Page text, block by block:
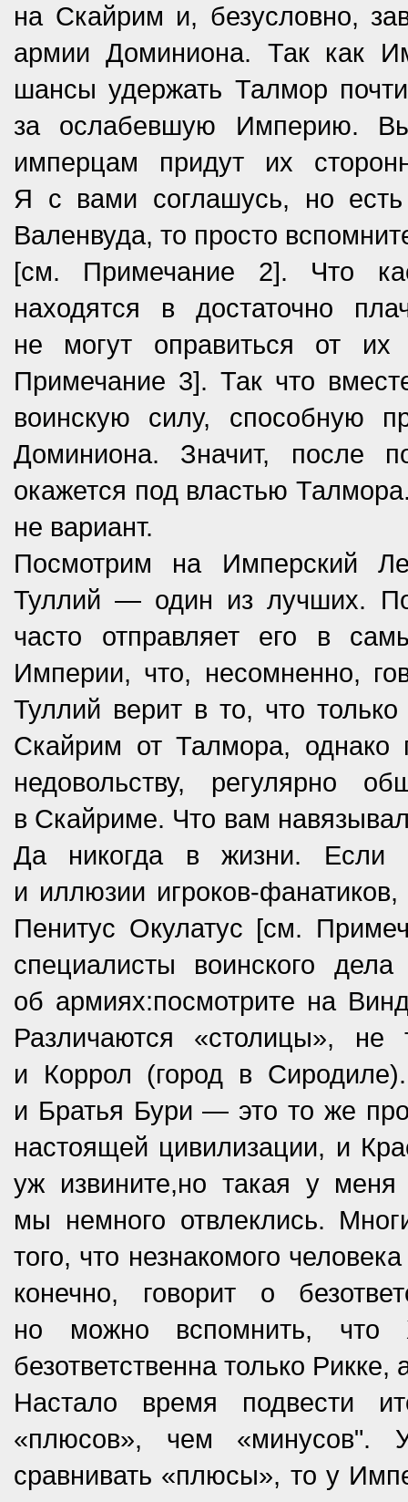
на Скайрим и, безусловно,
армии Доминиона. Так как
шансы удержать Талмор
за ослабевшую Империю.
имперцам придут их
Я с вами соглашусь, но
Валенвуда, то просто
[см. Примечание 2]. Что
находятся в достаточно
не могут оправиться от
Примечание 3]. Так что­
воинскую силу, способную
Доминиона. Значит, после
окажется под властью
не вариант.
Посмотрим на Имперский
Туллий — один из лучших.
часто отправляет его в
Империи, что, несо­мненно,
Туллий верит в то, что
Скайрим от Талмора,
недовольству, регулярно
в Скайриме. Что вам
Да никогда в жизни. Если
и иллюзии игроков-
Пенитус Окулатус [см.
специалисты воинского
об армиях:­посмотрите на
Различаются «столицы»,
и Коррол (город в
и Братья Бури — это то же
настоящей цивилизации, и
уж извините,­но такая у
мы немного отвлеклись.
того,­ что незнакомого
конечно, говорит­ о
но можно вспомнить, что
безответственна только Рикке,
Настало время подвести
«плюсов», чем
сравнивать «плюсы», то у